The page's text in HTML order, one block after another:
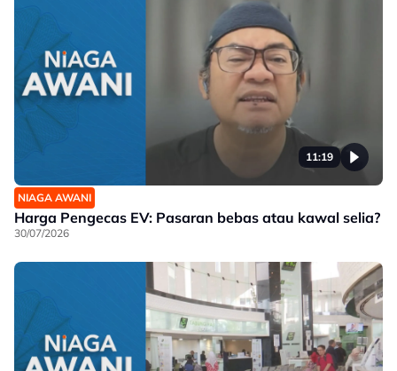
11:19
NIAGA AWANI
Harga Pengecas EV: Pasaran bebas atau kawal selia?
30/07/2026